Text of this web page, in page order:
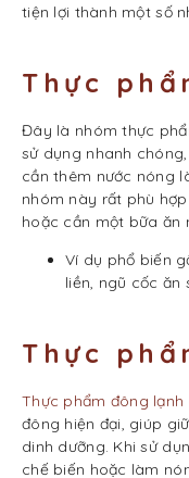
tiện lợi thành một số
Thực
Đây là nhóm thực
sử dụng nhanh
cần thêm nước nóng
nhóm này rất phù
hoặc cần một bữa ăn
Ví dụ phổ biến
liền, ngũ cốc ăn
Thực
Thực phẩm đông lạnh
đông hiện đại, giúp
dinh dưỡng. Khi sử
chế biến hoặc làm